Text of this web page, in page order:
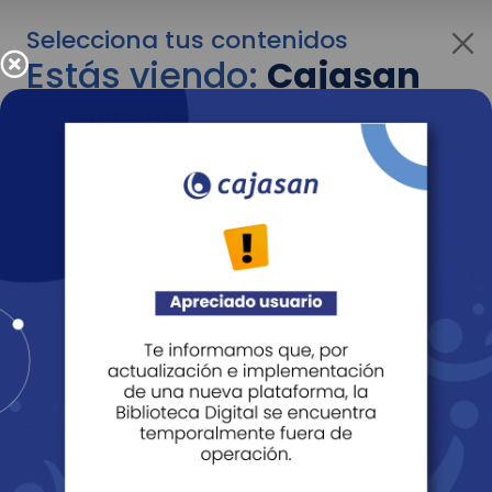
Selecciona tus contenidos
Estás viendo:Cajasan
para empresas
Para cambiar al contenido de tu interés más
adelante recuerda utilizar el menú
Entendido